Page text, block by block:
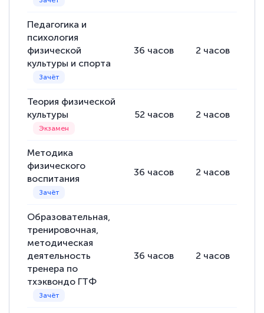
Педагогика и
психология
физической
культуры и спорта
36 часов 2 часов
Теория физической
культуры
52 часов 2 часов
Методика
физического
воспитания
36 часов 2 часов
Образовательная,
тренировочная,
методическая
деятельность
тренера по
тхэквондо ГТФ
36 часов 2 часов